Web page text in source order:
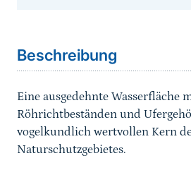
Beschreibung
Eine ausgedehnte Wasserfläche
Röhrichtbeständen und
vogelkundlich wertvollen Kern
Naturschutzgebietes.